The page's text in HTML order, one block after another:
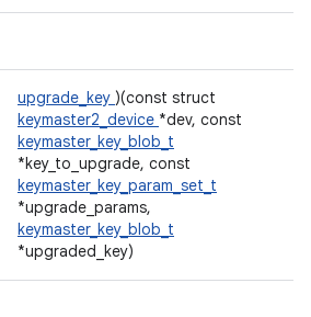
upgrade_key )(const struct
keymaster2_device *dev, const
keymaster_key_blob_t
*key_to_upgrade, const
keymaster_key_param_set_t
*upgrade_params,
keymaster_key_blob_t
*upgraded_key)